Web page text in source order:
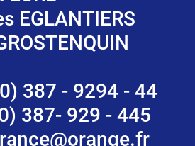
EGLANTIERS
387 - 9294 - 44
387- 929 - 445